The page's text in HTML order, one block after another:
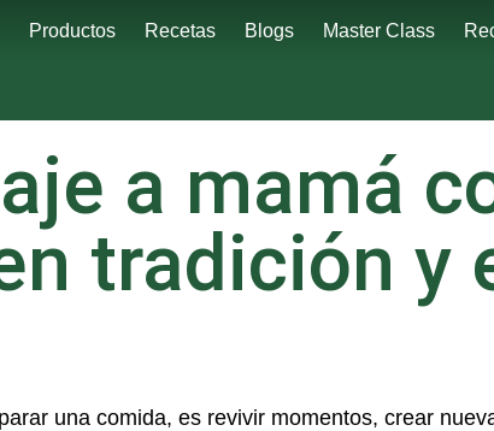
Productos Recetas Blogs Master Class
a mamá
tradición y
una comida, es revivir momentos, crear